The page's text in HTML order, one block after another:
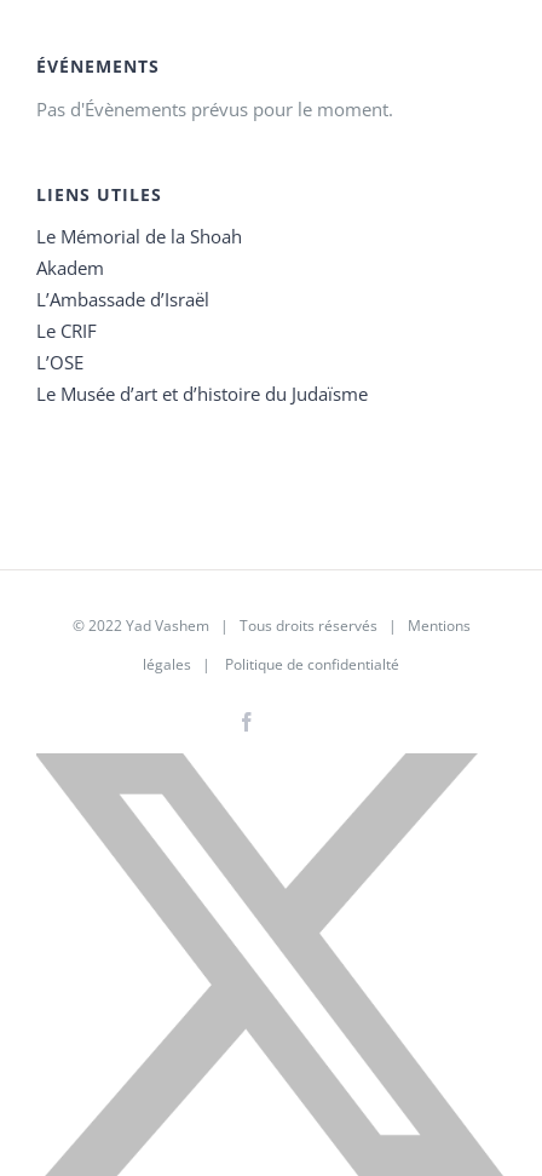
ÉVÉNEMENTS
Pas d'Évènements prévus pour le moment.
LIENS UTILES
Le Mémorial de la Shoah
Akadem
L’Ambassade d’Israël
Le CRIF
L’OSE
Le Musée d’art et d’histoire du Judaïsme
© 2022 Yad Vashem | Tous droits réservés | Mentions
légales | Politique de confidentialté
X